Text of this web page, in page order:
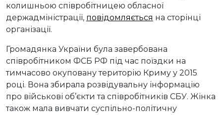
колишньою співробітницею обласної
держадміністрації, повідомляється на сторінці
організації.
Громадянка України була завербована
співробітником ФСБ РФ під час поїздки на
тимчасово окуповану територію Криму у 2015
році. Вона збирала розвідувальну інформацію
про військові об’єкти та співробітників СБУ. Жінка
також мала вивчати суспільно-політичну